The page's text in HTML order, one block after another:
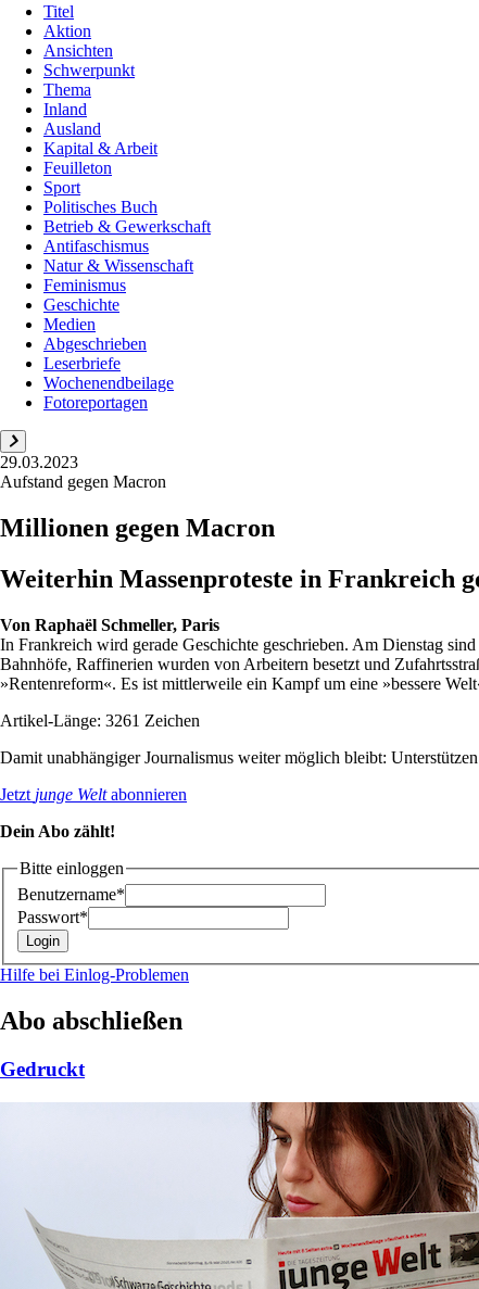
Titel
Aktion
Ansichten
Schwerpunkt
Thema
Inland
Ausland
Kapital & Arbeit
Feuilleton
Sport
Politisches Buch
Betrieb & Gewerkschaft
Antifaschismus
Natur & Wissenschaft
Feminismus
Geschichte
Medien
Abgeschrieben
Leserbriefe
Wochenendbeilage
Fotoreportagen
29.03.2023
Aufstand gegen Macron
Millionen gegen Macron
Weiterhin Massenproteste in Frankreich
Von Raphaël Schmeller, Paris
In Frankreich wird gerade Geschichte geschrieben. Am Dienstag
Bahnhöfe, Raffinerien wurden von Arbeitern besetzt und
»Rentenreform«. Es ist mittlerweile ein Kampf um eine »bessere
Artikel-Länge: 3261 Zeichen
Damit unabhängiger Journalismus weiter möglich bleibt:
Jetzt junge Weltabonnieren
Dein Abo zählt!
Bitte einloggen
Benutzername*
Passwort*
Hilfe bei Einlog-Problemen
Abo abschließen
Gedruckt